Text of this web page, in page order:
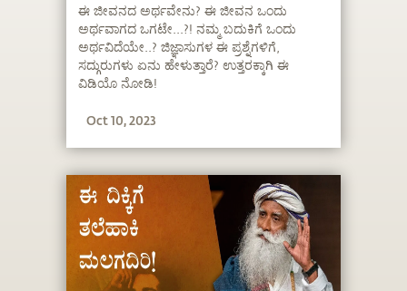
Meaning Of Life? |
Sadhguru Kannada
ಈ ಜೀವನದ ಅರ್ಥವೇನು? ಈ ಜೀವನ ಒಂದು
ಅರ್ಥವಾಗದ ಒಗಟೇ...?! ನಮ್ಮ ಬದುಕಿಗೆ ಒಂದು
ಅರ್ಥವಿದೆಯೇ..? ಜಿಜ್ಞಾಸುಗಳ ಈ ಪ್ರಶ್ನೆಗಳಿಗೆ,
ಸದ್ಗುರುಗಳು ಏನು ಹೇಳುತ್ತಾರೆ? ಉತ್ತರಕ್ಕಾಗಿ ಈ
ವಿಡಿಯೊ ನೋಡಿ!
Oct 10, 2023